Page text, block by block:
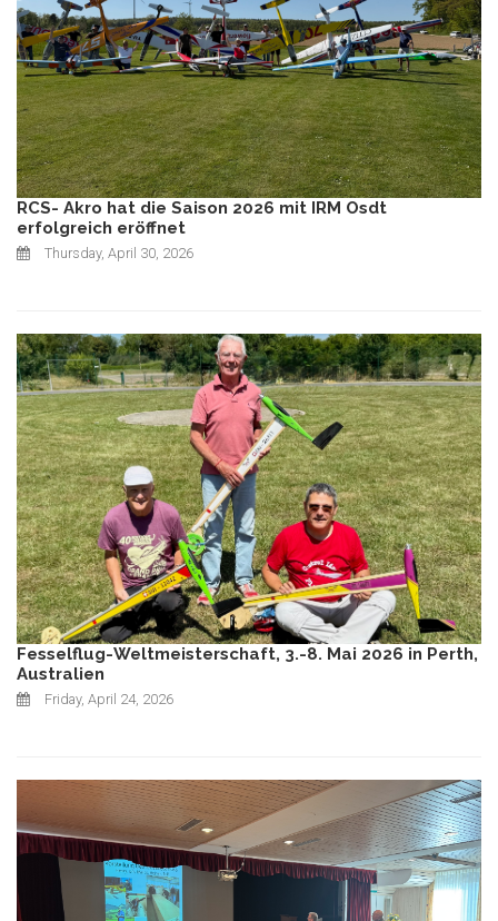
RCS- Akro hat die Saison 2026 mit IRM Osdt
erfolgreich eröffnet
Thursday, April 30, 2026
Fesselflug-Weltmeisterschaft, 3.-8. Mai 2026 in Perth,
Australien
Friday, April 24, 2026